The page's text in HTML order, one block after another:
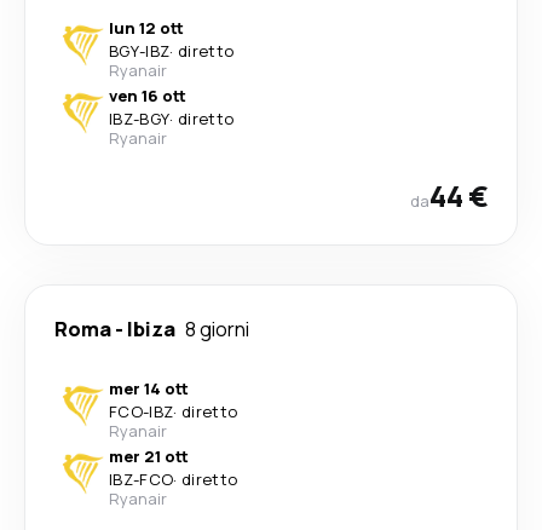
lun 12 ott
BGY-IBZ· diretto
Ryanair
ven 16 ott
IBZ-BGY· diretto
Ryanair
da44 €
Roma- Ibiza 8 giorni
mer 14 ott
FCO-IBZ· diretto
Ryanair
mer 21 ott
IBZ-FCO· diretto
Ryanair